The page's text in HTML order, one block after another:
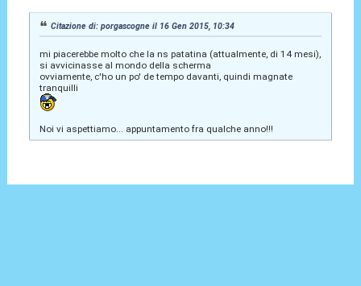
Citazione di: porgascogne il 16 Gen 2015, 10:34
mi piacerebbe molto che la ns patatina (attualmente, di 14 mesi),
si avvicinasse al mondo della scherma
ovviamente, c'ho un po' de tempo davanti, quindi magnate
tranquilli
Noi vi aspettiamo... appuntamento fra qualche anno!!!